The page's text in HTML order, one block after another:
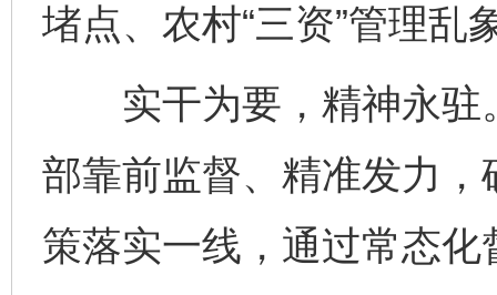
堵点、农村“三资”管理乱
实干为要，精神永驻
部靠前监督、精准发力
策落实一线，通过常态